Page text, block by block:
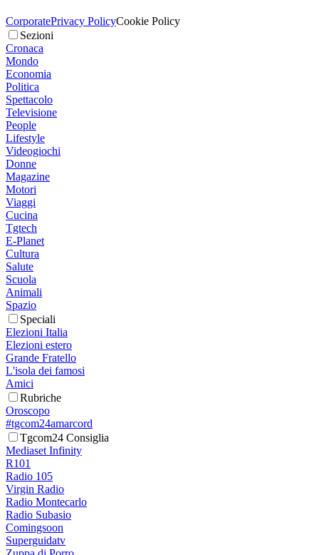
CorporatePrivacy PolicyCookie Policy
Sezioni
Cronaca
Mondo
Economia
Politica
Spettacolo
Televisione
People
Lifestyle
Videogiochi
Donne
Magazine
Motori
Viaggi
Cucina
Tgtech
E-Planet
Cultura
Salute
Scuola
Animali
Spazio
Speciali
Elezioni Italia
Elezioni estero
Grande Fratello
L'isola dei famosi
Amici
Rubriche
Oroscopo
#tgcom24amarcord
Tgcom24 Consiglia
Mediaset Infinity
R101
Radio 105
Virgin Radio
Radio Montecarlo
Radio Subasio
Comingsoon
Superguidatv